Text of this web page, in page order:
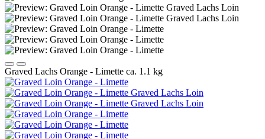
Graved Lachs Orange - Limette ca. 1.1 kg